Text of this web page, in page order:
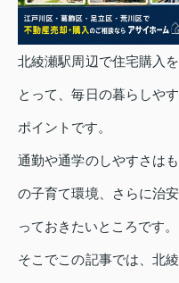
北綾瀬駅周辺で住宅購入
とって、毎日の暮らしや
ポイントです。
通勤や通学のしやすさは
の子育て環境、さらに治
っておきたいところです。
そこでこの記事では、北